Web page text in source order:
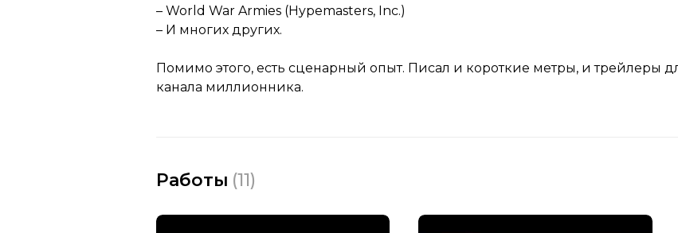
– World War Armies (Hypemasters, Inc.)
– И многих других.
Помимо этого, есть сценарный опыт. Писал и короткие метры, и трейлеры
канала миллионника.
Работы (11)